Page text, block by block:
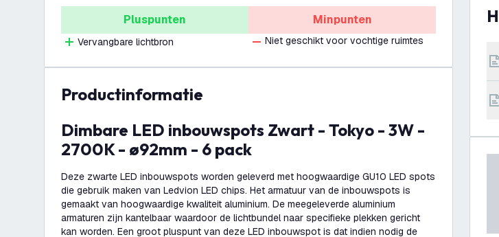
Pluspunten
Vervangbare lichtbron
Minpunten
Niet geschikt voor vochtige ruimtes
productinformatie
Dimbare LED inbouwspots Zwart - Tokyo - 3W -
2700K - ø92mm - 6 pack
Deze zwarte LED inbouwspots worden geleverd met hoogwaardige GU10 LED spots
die gebruik maken van Ledvion LED chips. Het armatuur van de inbouwspots is
gemaakt van hoogwaardige kwaliteit aluminium. De meegeleverde aluminium
armaturen zijn kantelbaar waardoor de lichtbundel naar specifieke plekken gericht
kan worden. Een groot pluspunt van deze LED inbouwspot is dat indien nodig de